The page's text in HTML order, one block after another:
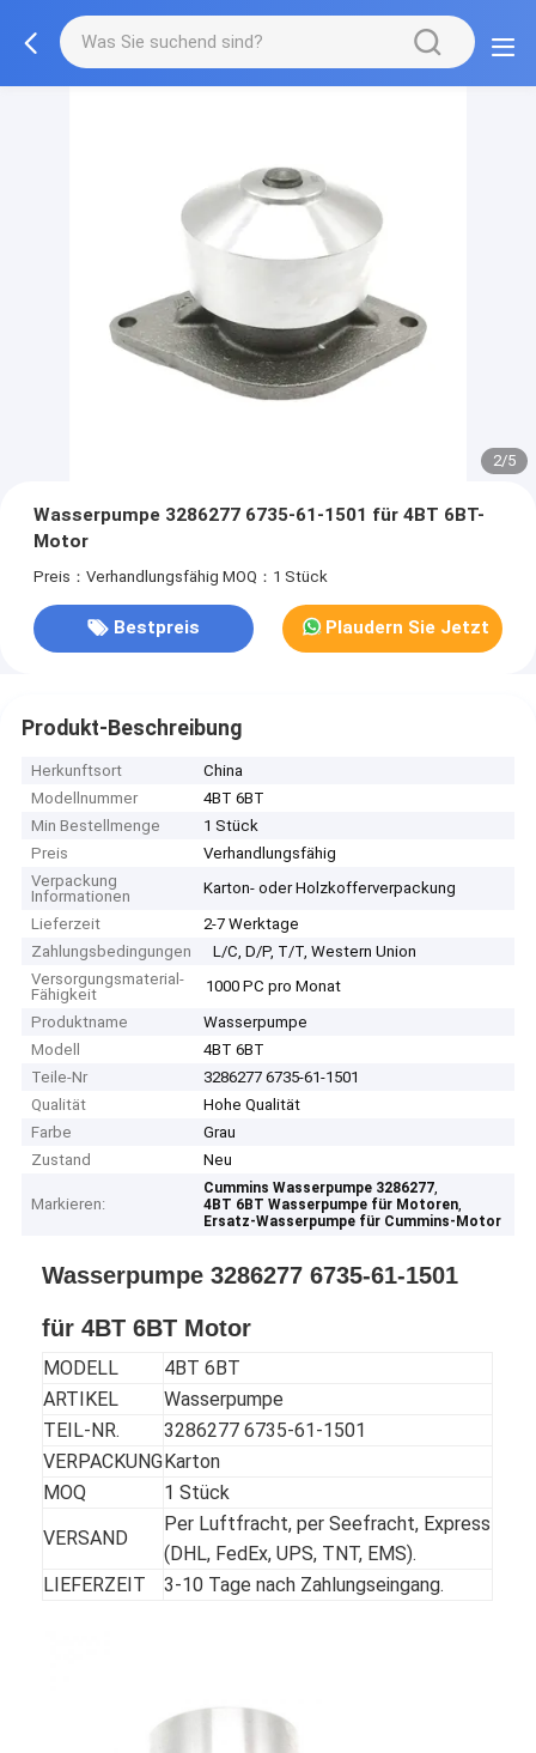
2/5
Wasserpumpe 3286277 6735-61-1501 für 4BT 6BT-
Motor
Preis：Verhandlungsfähig MOQ：1 Stück
Bestpreis Plaudern Sie Jetzt
Produkt-Beschreibung
Herkunftsort
China
Modellnummer
4BT 6BT
Min Bestellmenge
1 Stück
Preis
Verhandlungsfähig
Verpackung
Informationen
Karton- oder Holzkofferverpackung
Lieferzeit
2-7 Werktage
Zahlungsbedingungen
L/C, D/P, T/T, Western Union
Versorgungsmaterial-
Fähigkeit
1000 PC pro Monat
Produktname
Wasserpumpe
Modell
4BT 6BT
Teile-Nr
3286277 6735-61-1501
Qualität
Hohe Qualität
Farbe
Grau
Zustand
Neu
Markieren:
Cummins Wasserpumpe 3286277,
4BT 6BT Wasserpumpe für Motoren,
Ersatz-Wasserpumpe für Cummins-Motor
Wasserpumpe 3286277 6735-61-1501
für 4BT 6BT Motor
MODELL
4BT 6BT
ARTIKEL
Wasserpumpe
TEIL-NR.
3286277 6735-61-1501
VERPACKUNGKarton
MOQ
1 Stück
VERSAND
Per Luftfracht, per Seefracht, Express
(DHL, FedEx, UPS, TNT, EMS).
LIEFERZEIT
3-10 Tage nach Zahlungseingang.